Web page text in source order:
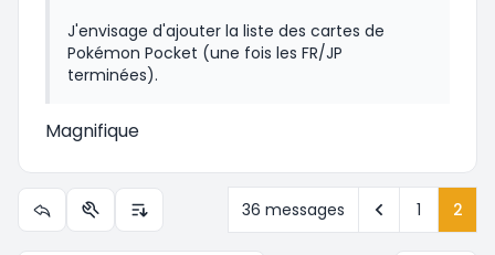
J'envisage d'ajouter la liste des cartes de
Pokémon Pocket (une fois les FR/JP
terminées).
Magnifique
Outils du sujetOptions d’affichage et de tri
36 messages
Précédent
1 2